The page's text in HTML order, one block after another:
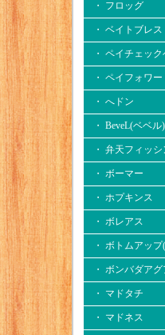
・ フロッグ
・ ベイトブレス
・ ペイチェッ
・ ペイフォワー
・ へドン
・ BeveL(ベベル)
・ 弁天フィッ
・ ボーマー
・ ホプキンス
・ ボレアス
・ ボトムアッ
・ ボンバダアグ
・ マドタチ
・ マドネス